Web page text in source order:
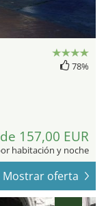
78%
de 157,00 EUR
habitación y noche
Mostrar oferta